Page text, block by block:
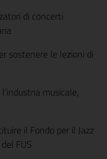
di concerti
sostenere le lezioni di
musicale,
il Fondo per il Jazz
FUS